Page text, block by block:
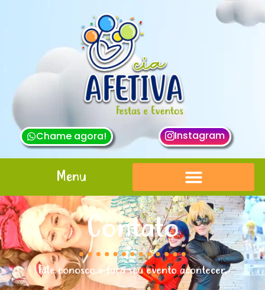
Chame agora! Instagram
Menu
Contato
Fale conosco e faça seu evento acontecer.